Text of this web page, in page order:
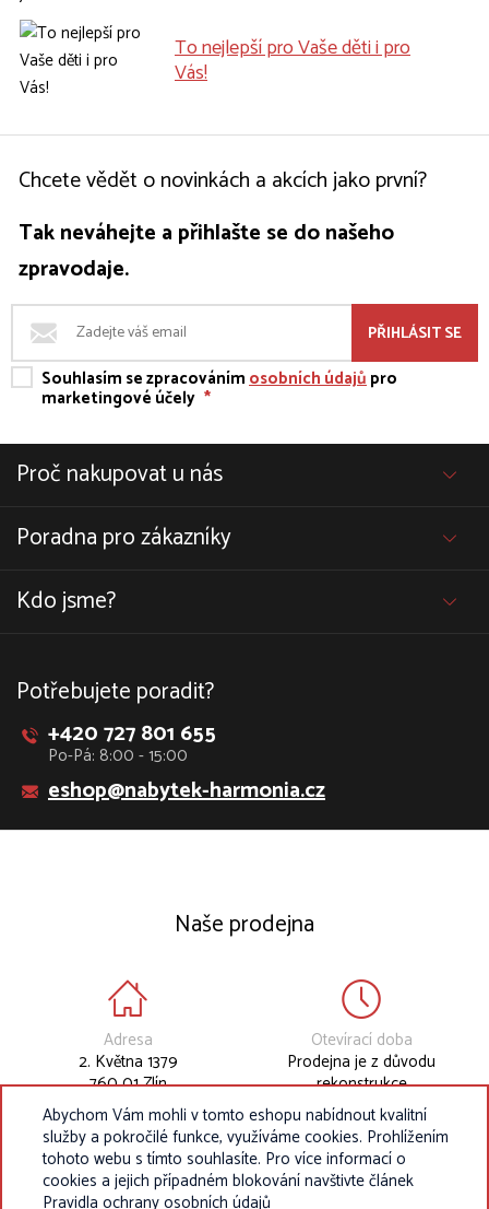
To nejlepší pro Vaše děti i pro
Vás!
Chcete vědět o novinkách a akcích jako první?
Tak neváhejte a přihlašte se do našeho
zpravodaje.
PŘIHLÁSIT SE
Souhlasím se zpracovánímosobních údajůpro
marketingové účely *
Proč nakupovat u nás
Poradna pro zákazníky
Kdo jsme?
Potřebujete poradit?
+420 727 801 655
Po-Pá: 8:00 - 15:00
eshop@nabytek-harmonia.cz
Naše prodejna
Adresa
2. Května 1379
760 01 Zlín
Otevírací doba
Prodejna je z důvodu
rekonstrukce
dočasně uzavřena.
Abychom Vám mohli v tomto eshopu nabídnout kvalitní
služby a pokročilé funkce, využíváme cookies. Prohlížením
tohoto webu s tímto souhlasíte. Pro více informací o
cookies a jejich případném blokování navštivte článek
Pravidla ochrany osobních údajů